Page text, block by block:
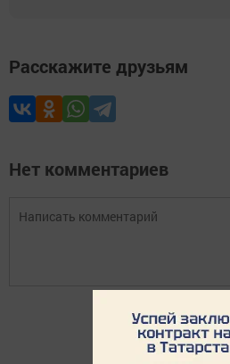
Расскажите друзьям
Нет комментариев
Авторизоваться